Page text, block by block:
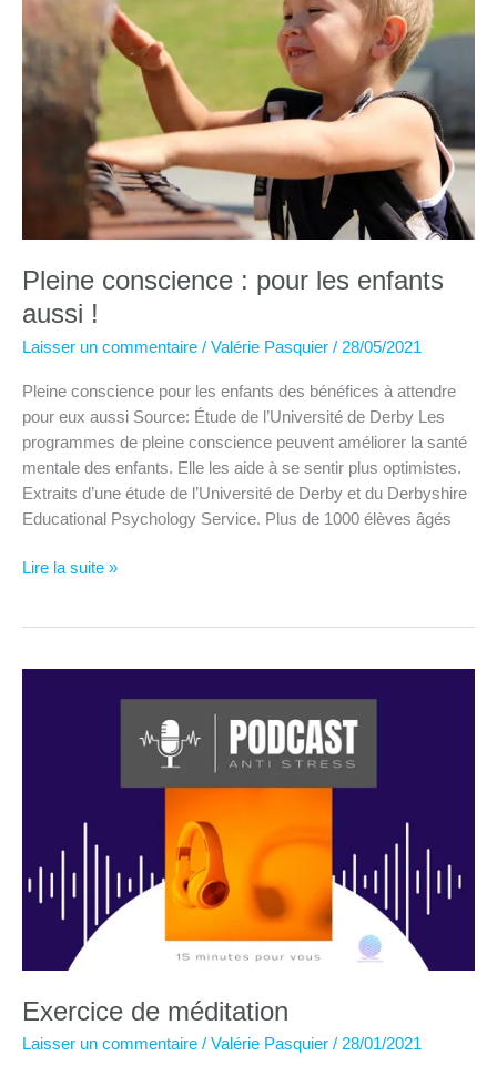
des
neurosciences
Pleine conscience : pour les enfants
aussi !
Laisser un commentaire / Valérie Pasquier / 28/05/2021
Pleine conscience pour les enfants des bénéfices à attendre
pour eux aussi Source: Étude de l’Université de Derby Les
programmes de pleine conscience peuvent améliorer la santé
mentale des enfants. Elle les aide à se sentir plus optimistes.
Extraits d’une étude de l’Université de Derby et du Derbyshire
Educational Psychology Service. Plus de 1000 élèves âgés
Pleine
les
Lire la suite »
Exercice de méditation
Laisser un commentaire / Valérie Pasquier / 28/01/2021